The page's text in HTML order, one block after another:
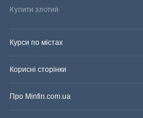
Купити злотий
Курси по містах
Корисні сторінки
Про Minfin.com.ua